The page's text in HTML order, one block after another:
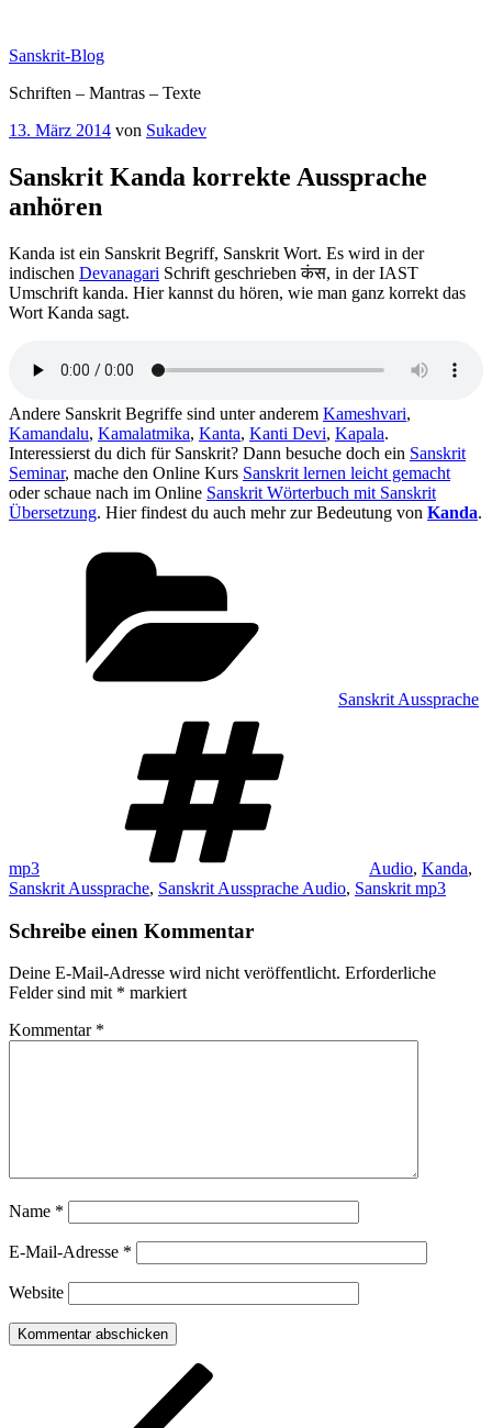
springen
Sanskrit-Blog
Schriften – Mantras – Texte
Veröffentlicht
13. März 2014 von Sukadev
Sanskrit Kanda korrekte Aussprache
anhören
Kanda ist ein Sanskrit Begriff, Sanskrit Wort. Es wird in der
indischen Devanagari Schrift geschrieben कंस, in der IAST
Umschrift kanda. Hier kannst du hören, wie man ganz korrekt das
Wort Kanda sagt.
Andere Sanskrit Begriffe sind unter anderem Kameshvari,
Kamandalu, Kamalatmika, Kanta, Kanti Devi, Kapala.
Interessierst du dich für Sanskrit? Dann besuche doch ein Sanskrit
Seminar, mache den Online Kurs Sanskrit lernen leicht gemacht
oder schaue nach im Online Sanskrit Wörterbuch mit Sanskrit
Übersetzung. Hier findest du auch mehr zur Bedeutung von Kanda.
Sanskrit Aussprache
mp3 Audio, Kanda,
Sanskrit Aussprache, Sanskrit Aussprache Audio, Sanskrit mp3
Schreibe einen Kommentar
Deine E-Mail-Adresse wird nicht veröffentlicht. Erforderliche
Felder sind mit * markiert
Kommentar *
Name *
E-Mail-Adresse *
Website
Beitragsnavigation